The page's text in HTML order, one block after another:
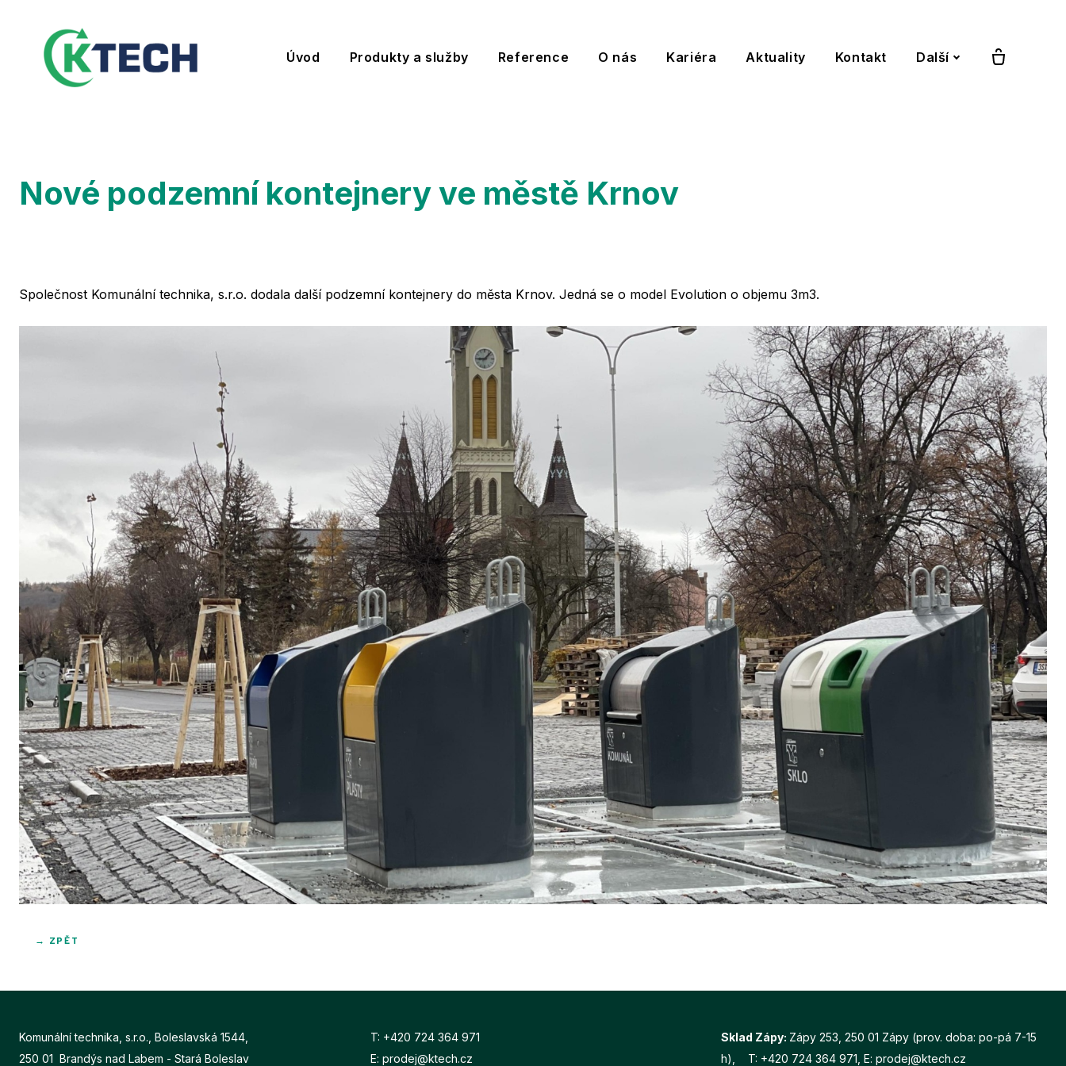
Úvod Produkty a služby Reference O nás Kariéra Aktuality Kontakt Další
Nové podzemní kontejnery ve městě Krnov
Společnost Komunální technika, s.r.o. dodala další podzemní kontejnery do města Krnov. Jedná se o model Evolution o objemu 3m3.
→ ZPĚT
Komunální technika, s.r.o., Boleslavská 1544,
250 01 Brandýs nad Labem - Stará Boleslav
T: +420 724 364 971
E: prodej@ktech.cz
Sklad Zápy: Zápy 253, 250 01 Zápy (prov. doba: po-pá 7-15
h), T: +420 724 364 971 , E:prodej@ktech.cz